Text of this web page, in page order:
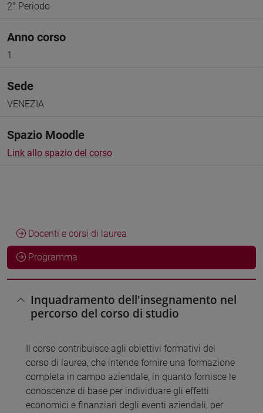
2° Periodo
Anno corso
1
Sede
VENEZIA
Spazio Moodle
Link allo spazio del corso
Docenti e corsi di laurea
Programma
Inquadramento dell'insegnamento nel
percorso del corso di studio
Il corso contribuisce agli obiettivi formativi del
corso di laurea, che intende fornire una formazione
completa in campo aziendale, in quanto fornisce le
conoscenze di base per individuare gli effetti
economici e finanziari degli eventi aziendali, per